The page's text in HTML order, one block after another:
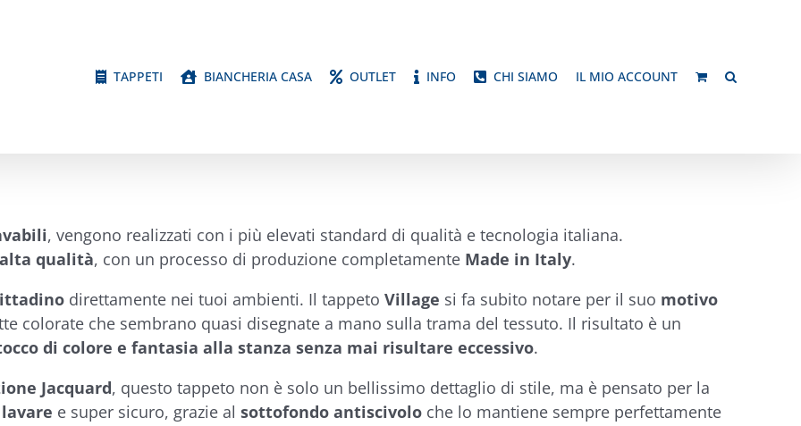
TAPPETI BIANCHERIA CASA OUTLET INFO CHI SIAMO IL MIO ACCOUNT
, vengono realizzati con i più elevati standard di qualità e tecnologia italiana.
qualità, con un processo di produzione completamente Made in Italy.
direttamente nei tuoi ambienti. Il tappeto Village si fa subito notare per il suo motivo
colorate che sembrano quasi disegnate a mano sulla trama del tessuto. Il risultato è un
di colore e fantasia alla stanza senza mai risultare eccessivo.
Jacquard, questo tappeto non è solo un bellissimo dettaglio di stile, ma è pensato per la
e super sicuro, grazie al sottofondo antiscivolo che lo mantiene sempre perfettamente